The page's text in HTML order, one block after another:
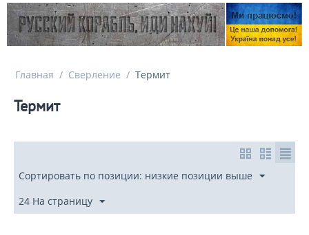
Главная / Сверление / Термит
Термит
Сортировать по позиции: низкие позиции выше
24 На страницу